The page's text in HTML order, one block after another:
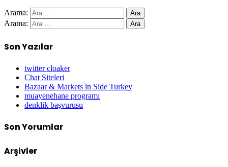
Arama:
Arama:
Son Yazılar
twitter cloaker
Chat Siteleri
Bazaar & Markets in Side Turkey
muayenehane programı
denklik başvurusu
Son Yorumlar
Arşivler